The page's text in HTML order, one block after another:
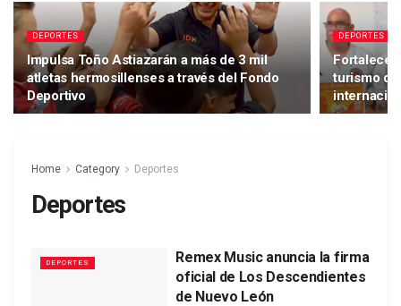
DEPORTES
Impulsa Toño Astiazarán a más de 3 mil
atletas hermosillenses a través del Fondo
Deportivo
DEPORTES
Fortalece
turismo
Home Category Deportes
Deportes
DEPORTES
Remex Music anuncia la firma
oficial de Los Descendientes
de Nuevo León